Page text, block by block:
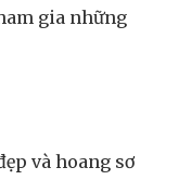
gia những
và hoang sơ